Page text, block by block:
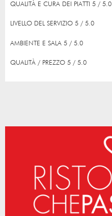
QUALITÀ E CURA DEI PIATTI 5 / 5.0
LIVELLO DEL SERVIZIO 5 / 5.0
AMBIENTE E SALA 5 / 5.0
QUALITÀ / PREZZO 5 / 5.0